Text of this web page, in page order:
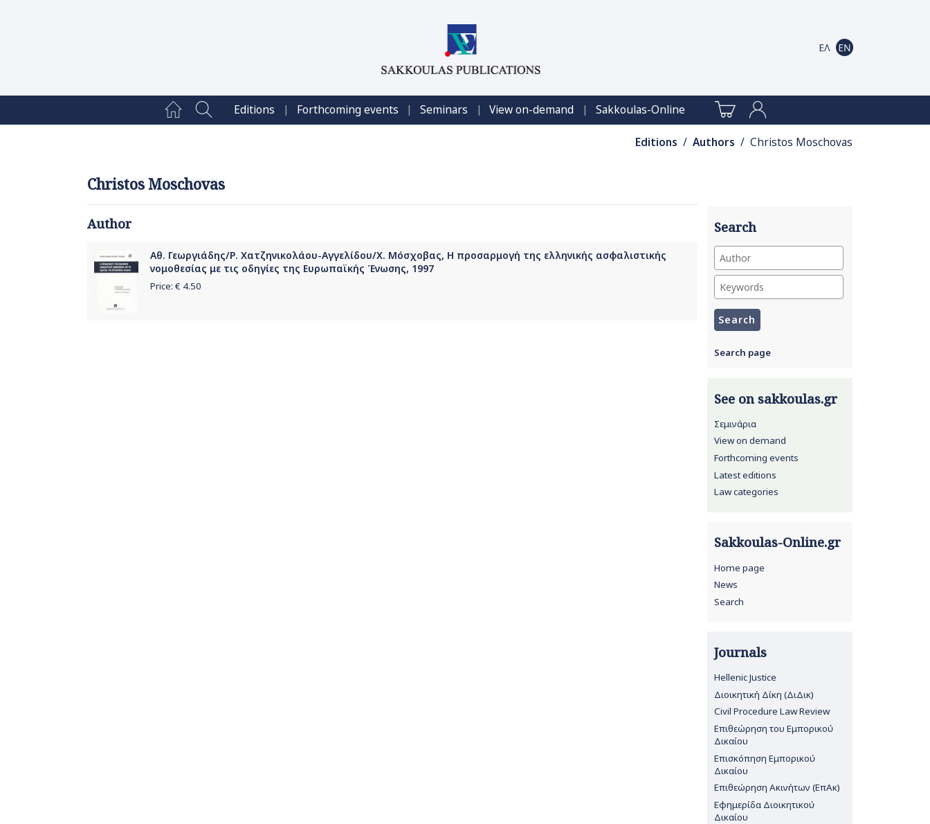
Editions | Forthcoming events | Seminars | View on-demand | Sakkoulas-Online
Editions / Authors / Christos Moschovas
Christos Moschovas
Author
Αθ. Γεωργιάδης/Ρ. Χατζηνικολάου-Αγγελίδου/Χ. Μόσχοβας, Η προσαρμογή της ελληνικής ασφαλιστικής
νομοθεσίας με τις οδηγίες της Ευρωπαϊκής Ένωσης, 1997
Price: € 4.50
Search
Search page
See on sakkoulas.gr
Σεμινάρια
View on demand
Forthcoming events
Latest editions
Law categories
Sakkoulas-Online.gr
Home page
News
Search
Journals
Hellenic Justice
Διοικητική Δίκη (ΔιΔικ)
Civil Procedure Law Review
Επιθεώρηση του Εμπορικού
Δικαίου
Επισκόπηση Εμπορικού
Δικαίου
Επιθεώρηση Ακινήτων (ΕπΑκ)
Εφημερίδα Διοικητικού
Δικαίου